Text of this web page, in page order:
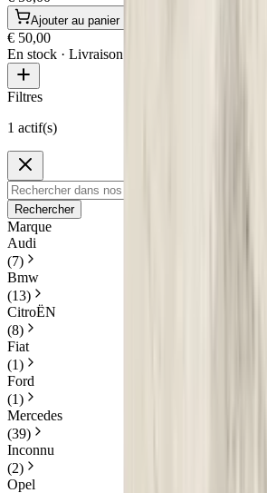
Ajouter au panier
€ 50,00
En stock · Livraison ou retrait
Filtres
1 actif(s)
Rechercher
Marque
Audi
(7)
Bmw
(13)
CitroËN
(8)
Fiat
(1)
Ford
(1)
Mercedes
(39)
Inconnu
(2)
Opel